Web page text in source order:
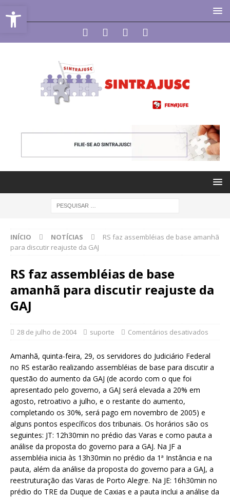
Abrir a barra de ferramentas
INÍCIO NOTÍCIAS
RS faz assembléias de base amanhã
para discutir reajuste da GAJ
RS faz assembléias de base
amanhã para discutir reajuste da
GAJ
28 de julho de 2004 suporte Comentários desativados
Amanhã, quinta-feira, 29, os servidores do Judiciário Federal
no RS estarão realizando assembléias de base para discutir a
questão do aumento da GAJ (de acordo com o que foi
apresentado pelo governo, a GAJ será elevada a 20% em
agosto, retroativo a julho, e o restante do aumento,
completando os 30%, será pago em novembro de 2005) e
alguns pontos específicos dos tribunais. Os horários são os
seguintes: JT: 12h30min no prédio das Varas e como pauta a
análise da proposta do governo para a GAJ. Na JF a
assembléia inicia às 13h30min no prédio da 1ª Instância e na
pauta, além da análise da proposta do governo para a GAJ, a
reestruturação das Varas de Porto Alegre. Na JE: 16h30min no
prédio do TRE da Duque de Caxias e a pauta inclui a análise da